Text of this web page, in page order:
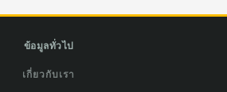
ข้อมูลทั่วไป
เกี่ยวกับเรา